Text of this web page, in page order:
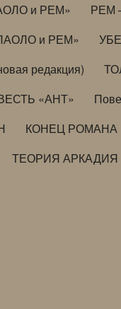
и РЕМ»
РЕМ
и РЕМ»
редакция)
«АНТ»
КОНЕЦ РОМАНА
ТЕОРИЯ АРКАДИЯ